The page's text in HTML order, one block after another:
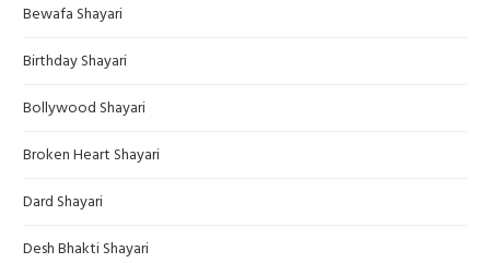
Bewafa Shayari
Birthday Shayari
Bollywood Shayari
Broken Heart Shayari
Dard Shayari
Desh Bhakti Shayari